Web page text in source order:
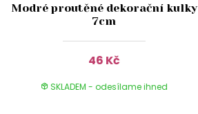
Modré proutěné dekorační kulky
7cm
46 Kč
SKLADEM - odesílame ihned